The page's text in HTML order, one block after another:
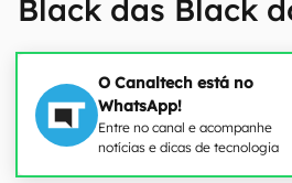
Black das Black
O Canaltech está no
WhatsApp!
Entre no canal e acompanhe
notícias e dicas de tecnologia